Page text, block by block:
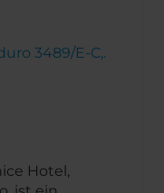
3489/E-C,.
Hotel,